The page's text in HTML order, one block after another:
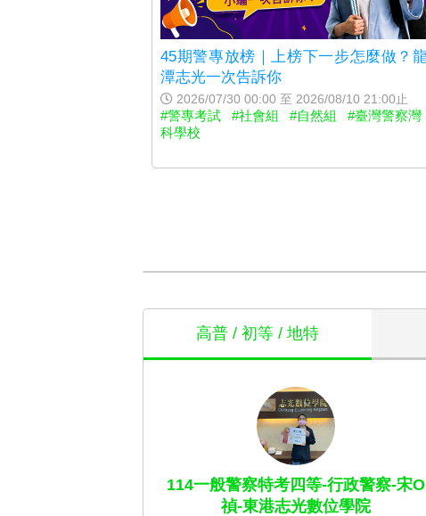
45期警專放榜｜上榜下一步怎麼做？龍
潭志光一次告訴你
2026/07/30 00:00 至 2026/08/10 21:00止
#警專考試 #社會組 #自然組
#臺灣警察灣
科學校
高普 / 初等 / 地特
114一般警察特考四等-行政警察-宋O
禎-東港志光數位學院